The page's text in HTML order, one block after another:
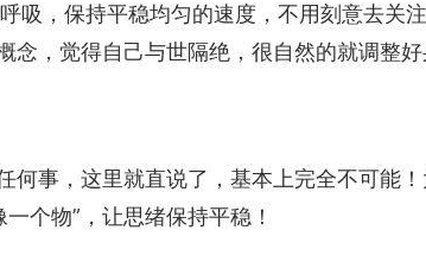
，保持平稳均匀的速度，不用刻意去关
，觉得自己与世隔绝，很自然的就调整好
何事，这里就直说了，基本上完全不可能
个物”，让思绪保持平稳！